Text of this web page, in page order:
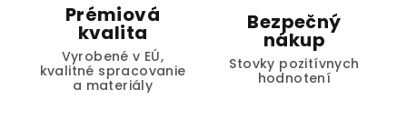
Prémiová
kvalita
Vyrobené v EÚ,
kvalitné spracovanie
a materiály
Bezpečný
nákup
Stovky pozitívnych
hodnotení